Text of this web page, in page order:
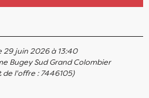
29 juin 2026 à 13:40
Bugey Sud Grand Colombier
de l'offre :7446105)